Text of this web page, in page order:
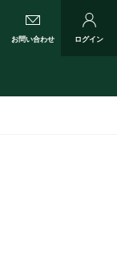
お問い合わせ
ログイン